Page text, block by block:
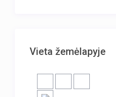
Vieta žemėlapyje